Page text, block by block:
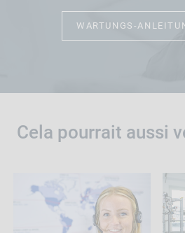
WARTUNGS-
Cela pourrait aussi